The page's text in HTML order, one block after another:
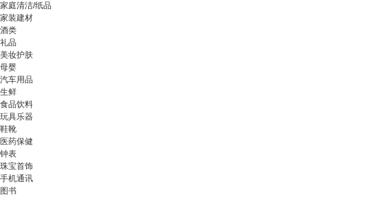
家庭清洁/纸品
家装建材
酒类
礼品
美妆护肤
母婴
汽车用品
生鲜
食品饮料
玩具乐器
鞋靴
医药保健
钟表
珠宝首饰
手机通讯
图书